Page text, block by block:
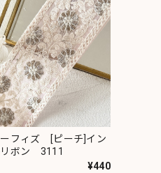
ーフィズ [ピーチ]イン
リボン 3111
¥440